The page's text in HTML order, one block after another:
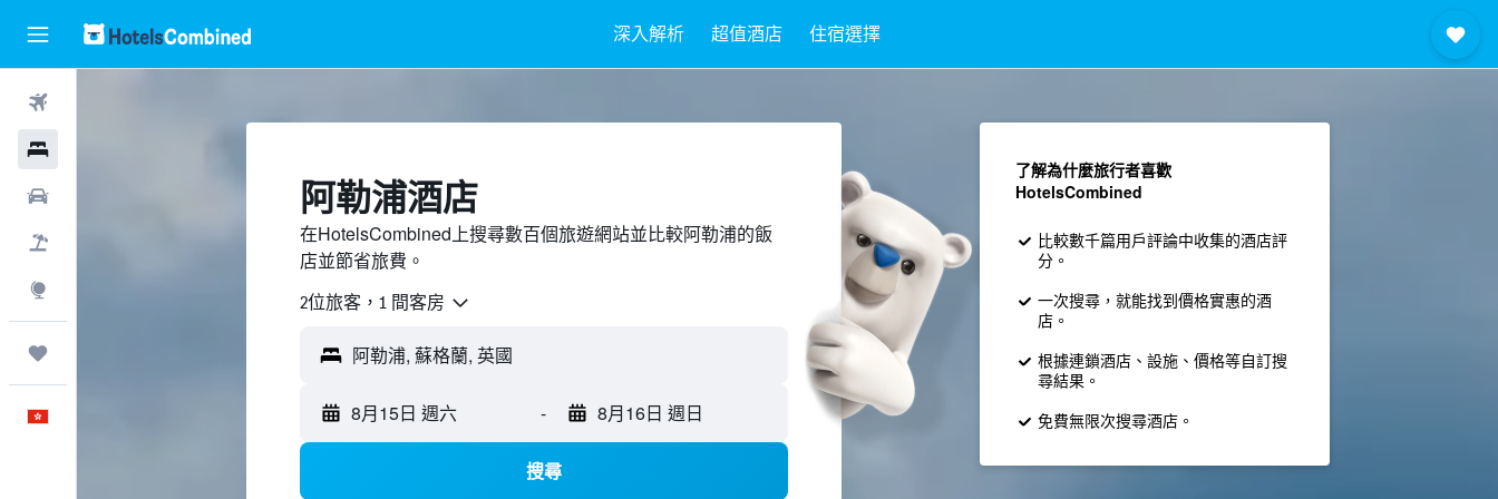
深入解析 超值酒店 住宿選擇
阿勒浦酒店
在HotelsCombined上搜尋數百個旅遊網站並比較阿勒浦的飯
店並節省旅費。
2位旅客，1 間客房
8月15日 週六 - 8月16日 週日
搜尋
了解為什麼旅行者喜歡
HotelsCombined
比較數千篇用戶評論中收集的酒店評
分。
一次搜尋，就能找到價格實惠的酒
店。
根據連鎖酒店、設施、價格等自訂搜
尋結果。
免費無限次搜尋酒店。